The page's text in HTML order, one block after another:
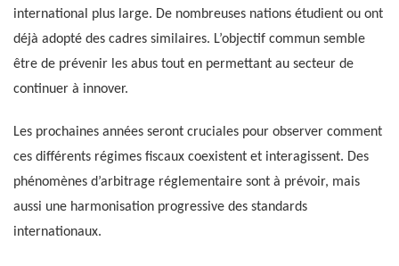
international plus large. De nombreuses nations étudient ou ont
déjà adopté des cadres similaires. L’objectif commun semble
être de prévenir les abus tout en permettant au secteur de
continuer à innover.
Les prochaines années seront cruciales pour observer comment
ces différents régimes fiscaux coexistent et interagissent. Des
phénomènes d’arbitrage réglementaire sont à prévoir, mais
aussi une harmonisation progressive des standards
internationaux.